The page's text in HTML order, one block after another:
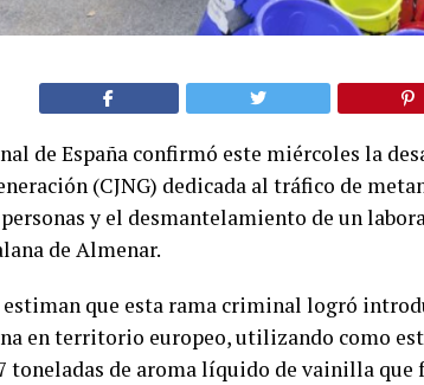
de España confirmó este miércoles la
(CJNG) dedicada al tráfico de
y el desmantelamiento de un
de Almenar.
que esta rama criminal logró
en territorio europeo, utilizando como
toneladas de aroma líquido de vainilla